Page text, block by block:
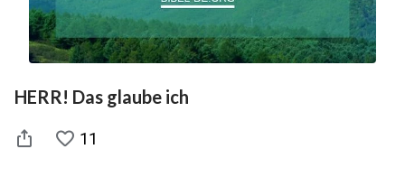
HERR! Das glaube ich
11